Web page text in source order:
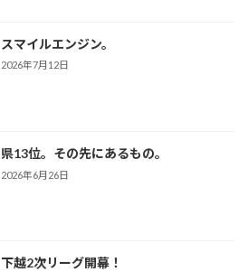
スマイルエンジン。
2026年7月12日
県13位。その先にあるもの。
2026年6月26日
下越2次リーグ開幕！